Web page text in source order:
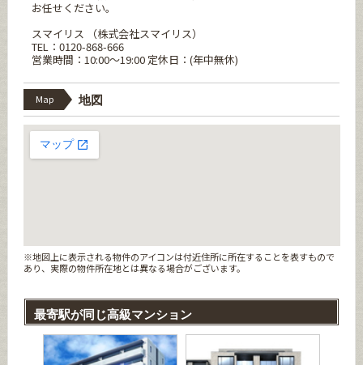
お任せください。
スマイリス （株式会社スマイリス）
TEL：0120-868-666
営業時間：10:00～19:00 定休日：(年中無休)
Map 地図
※地図上に表示される物件のアイコンは付近住所に所在することを表すもので
あり、実際の物件所在地とは異なる場合がございます。
最寄駅が同じ高級マンション